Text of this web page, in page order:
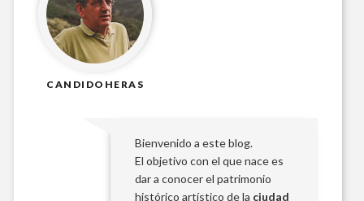
CANDIDOHERAS
Bienvenido a este blog.
El objetivo con el que nace es
dar a conocer el patrimonio
histórico artístico de la ciudad